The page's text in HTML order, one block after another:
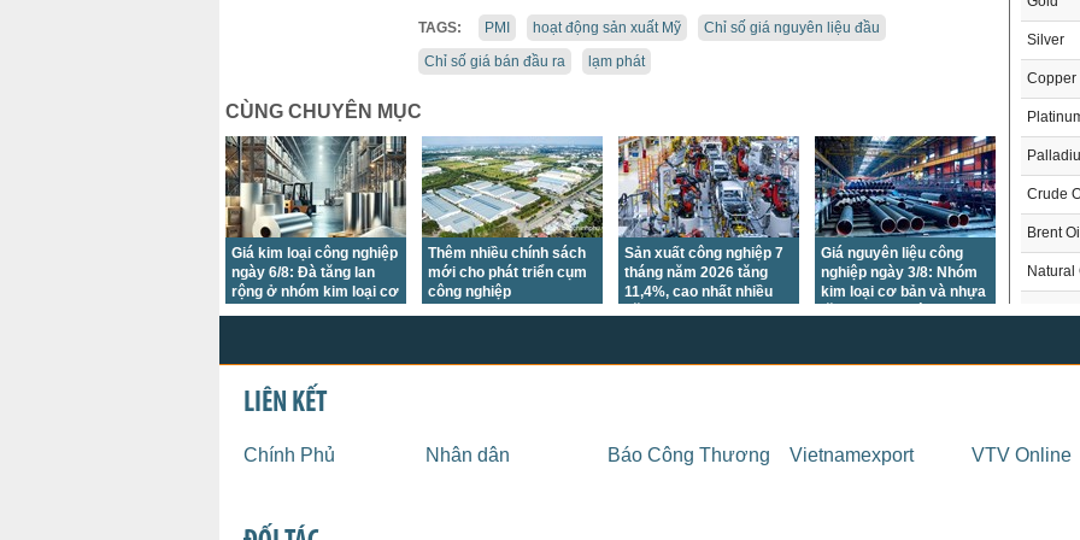
TAGS: PMI hoạt động sản xuất Mỹ
Chỉ số giá nguyên liệu đầu
Chỉ số giá bán đầu ra
lạm phát
CÙNG CHUYÊN MỤC
Giá kim loại công nghiệp
ngày 6/8: Đà tăng lan
rộng ở nhóm kim loại cơ
Thêm nhiều chính sách
mới cho phát triển cụm
công nghiệp
Sản xuất công nghiệp 7
tháng năm 2026 tăng
11,4%, cao nhất nhiều
Giá nguyên liệu công
nghiệp ngày 3/8: Nhóm
kim loại cơ bản và nhựa
Silver
Copper
Crude
Brent
Natural
US
LIÊN KẾT
Chính Phủ Nhân dân Báo Công Thương Vietnamexport VTV Online